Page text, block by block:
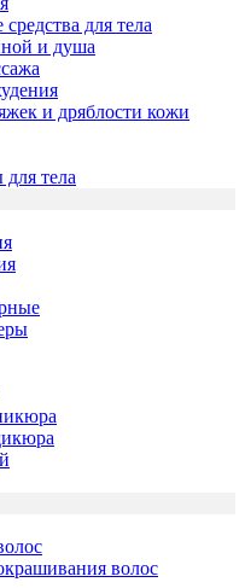
для тела
и душа
и дряблости кожи
тела
волос